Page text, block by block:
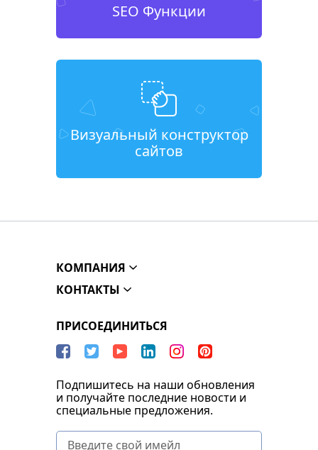
SEO Функции
Визуальный конструктор
сайтов
КОМПАНИЯ
КОНТАКТЫ
ПРИСОЕДИНИТЬСЯ
Подпишитесь на наши обновления
и получайте последние новости и
специальные предложения.